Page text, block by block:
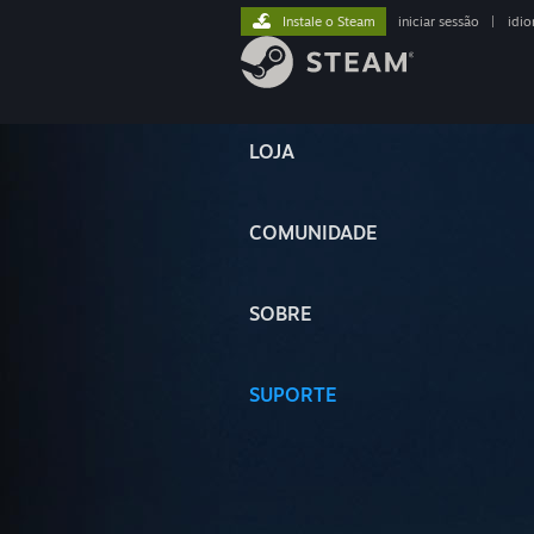
LOJA
COMUNIDADE
SOBRE
SUPORTE
Instale o Steam iniciar sessão